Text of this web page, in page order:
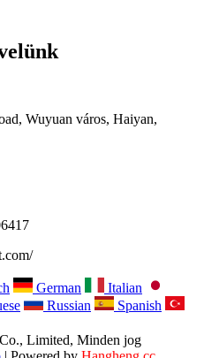
Wuyuan város, Haiyan,
German
Italian
Russian
Spanish
Limited, Minden jog